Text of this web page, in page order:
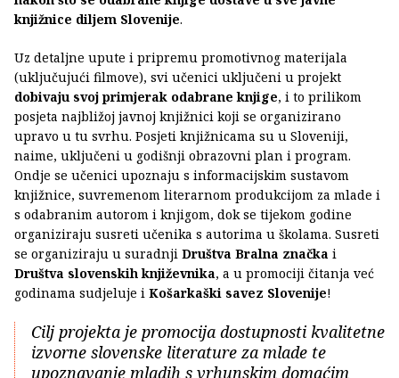
knjižnice diljem Slovenije.
Uz detaljne upute i pripremu promotivnog materijala
(uključujući filmove), svi učenici uključeni u projekt
dobivaju svoj primjerak odabrane knjige, i to prilikom
posjeta najbližoj javnoj knjižnici koji se organizirano
upravo u tu svrhu. Posjeti knjižnicama su u Sloveniji,
naime, uključeni u godišnji obrazovni plan i program.
Ondje se učenici upoznaju s informacijskim sustavom
knjižnice, suvremenom literarnom produkcijom za mlade i
s odabranim autorom i knjigom, dok se tijekom godine
organiziraju susreti učenika s autorima u školama. Susreti
se organiziraju u suradnji Društva Bralna značka i
Društva slovenskih književnika, a u promociji čitanja već
godinama sudjeluje i Košarkaški savez Slovenije!
Cilj projekta je promocija dostupnosti kvalitetne
izvorne slovenske literature za mlade te
upoznavanje mladih s vrhunskim domaćim